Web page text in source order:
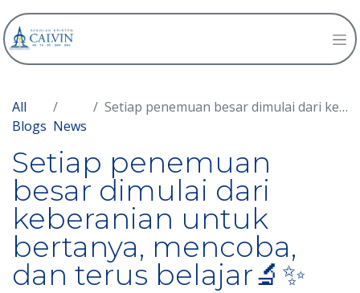
All
Blogs News
Setiap penemuan besar dimulai dari keberanian untuk bertanya, mencoba, dan terus belajar🔬✨
Setiap penemuan
besar dimulai dari
keberanian untuk
bertanya, mencoba,
dan terus belajar🔬✨